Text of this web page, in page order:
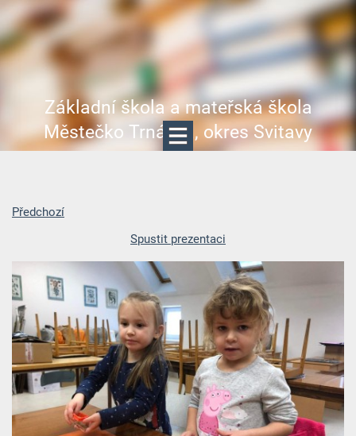
Základní škola a mateřská škola
Městečko Trnávka, okres Svitavy
Předchozí
Spustit prezentaci